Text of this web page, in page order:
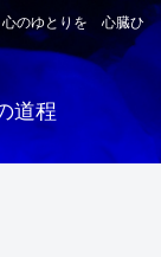
心のゆとりを 心臓ひ
道程